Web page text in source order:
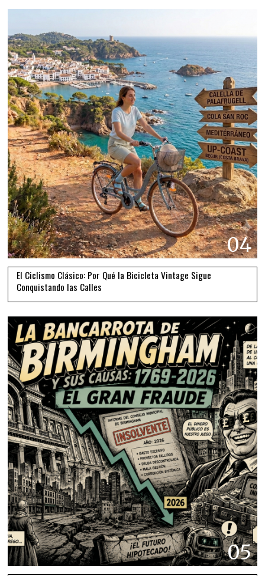
04
El Ciclismo Clásico: Por Qué la Bicicleta Vintage Sigue
Conquistando las Calles
05